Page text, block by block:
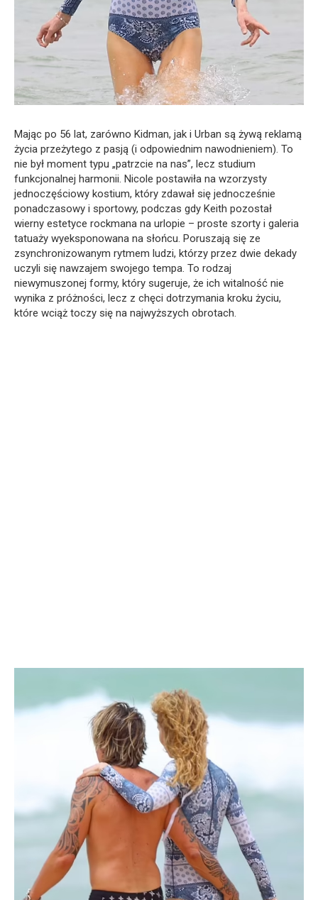
Mając po 56 lat, zarówno Kidman, jak i Urban są żywą reklamą
życia przeżytego z pasją (i odpowiednim nawodnieniem). To
nie był moment typu „patrzcie na nas”, lecz studium
funkcjonalnej harmonii. Nicole postawiła na wzorzysty
jednoczęściowy kostium, który zdawał się jednocześnie
ponadczasowy i sportowy, podczas gdy Keith pozostał
wierny estetyce rockmana na urlopie – proste szorty i galeria
tatuaży wyeksponowana na słońcu. Poruszają się ze
zsynchronizowanym rytmem ludzi, którzy przez dwie dekady
uczyli się nawzajem swojego tempa. To rodzaj
niewymuszonej formy, który sugeruje, że ich witalność nie
wynika z próżności, lecz z chęci dotrzymania kroku życiu,
które wciąż toczy się na najwyższych obrotach.